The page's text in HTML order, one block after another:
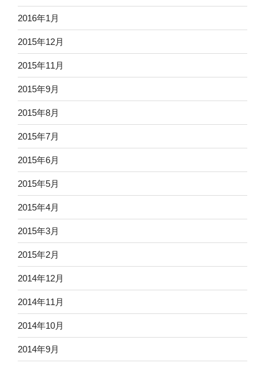
2016年1月
2015年12月
2015年11月
2015年9月
2015年8月
2015年7月
2015年6月
2015年5月
2015年4月
2015年3月
2015年2月
2014年12月
2014年11月
2014年10月
2014年9月